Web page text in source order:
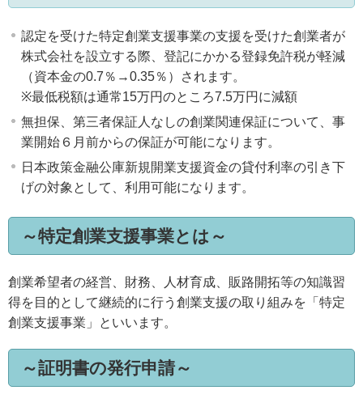
認定を受けた特定創業支援事業の支援を受けた創業者が
株式会社を設立する際、登記にかかる登録免許税が軽減
（資本金の0.7％→0.35％）されます。
※最低税額は通常15万円のところ7.5万円に減額
無担保、第三者保証人なしの創業関連保証について、事
業開始６月前からの保証が可能になります。
日本政策金融公庫新規開業支援資金の貸付利率の引き下
げの対象として、利用可能になります。
～特定創業支援事業とは～
創業希望者の経営、財務、人材育成、販路開拓等の知識習
得を目的として継続的に行う創業支援の取り組みを「特定
創業支援事業」といいます。
～証明書の発行申請～